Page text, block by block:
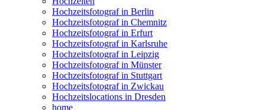
Hochzeitsfotograf in Berlin
Hochzeitsfotograf in Chemnitz
Hochzeitsfotograf in Erfurt
Hochzeitsfotograf in Karlsruhe
Hochzeitsfotograf in Leipzig
Hochzeitsfotograf in Münster
Hochzeitsfotograf in Stuttgart
Hochzeitsfotograf in Zwickau
Hochzeitslocations in Dresden
home